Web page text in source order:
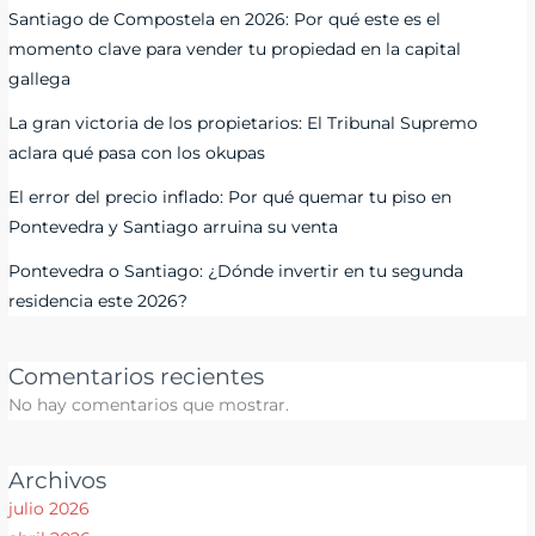
Santiago de Compostela en 2026: Por qué este es el
momento clave para vender tu propiedad en la capital
gallega
La gran victoria de los propietarios: El Tribunal Supremo
aclara qué pasa con los okupas
El error del precio inflado: Por qué quemar tu piso en
Pontevedra y Santiago arruina su venta
Pontevedra o Santiago: ¿Dónde invertir en tu segunda
residencia este 2026?
Comentarios recientes
No hay comentarios que mostrar.
Archivos
julio 2026